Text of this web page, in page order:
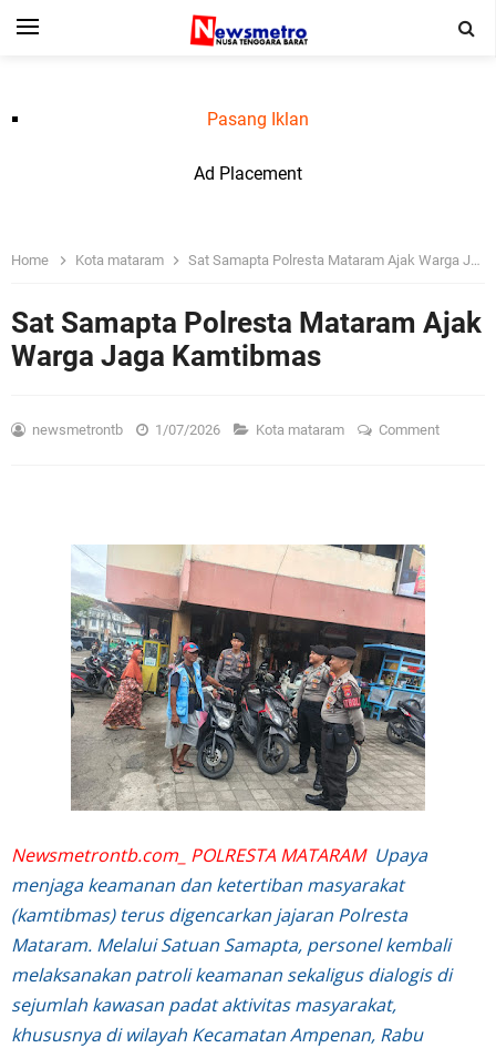
Pasang Iklan
Ad Placement
Home Kota mataram Sat Samapta Polresta Mataram Ajak Warga Jaga Kamtibmas
Sat Samapta Polresta Mataram Ajak
Warga Jaga Kamtibmas
newsmetrontb 1/07/2026 Kota mataram Comment
Newsmetrontb.com_ POLRESTA MATARAM Upaya
menjaga keamanan dan ketertiban masyarakat
(kamtibmas) terus digencarkan jajaran Polresta
Mataram. Melalui Satuan Samapta, personel kembali
melaksanakan patroli keamanan sekaligus dialogis di
sejumlah kawasan padat aktivitas masyarakat,
khususnya di wilayah Kecamatan Ampenan, Rabu